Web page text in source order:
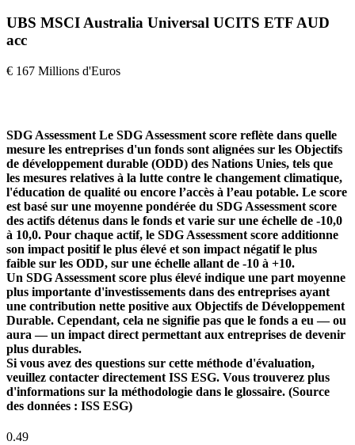
UBS MSCI Australia Universal UCITS ETF AUD
acc
€ 167 Millions d'Euros
SDG Assessment Le SDG Assessment score reflète dans quelle
mesure les entreprises d'un fonds sont alignées sur les Objectifs
de développement durable (ODD) des Nations Unies, tels que
les mesures relatives à la lutte contre le changement climatique,
l'éducation de qualité ou encore l’accès à l’eau potable. Le score
est basé sur une moyenne pondérée du SDG Assessment score
des actifs détenus dans le fonds et varie sur une échelle de -10,0
à 10,0. Pour chaque actif, le SDG Assessment score additionne
son impact positif le plus élevé et son impact négatif le plus
faible sur les ODD, sur une échelle allant de -10 à +10.
Un SDG Assessment score plus élevé indique une part moyenne
plus importante d'investissements dans des entreprises ayant
une contribution nette positive aux Objectifs de Développement
Durable. Cependant, cela ne signifie pas que le fonds a eu — ou
aura — un impact direct permettant aux entreprises de devenir
plus durables.
Si vous avez des questions sur cette méthode d'évaluation,
veuillez contacter directement ISS ESG. Vous trouverez plus
d'informations sur la méthodologie dans le glossaire. (Source
des données : ISS ESG)
0.49